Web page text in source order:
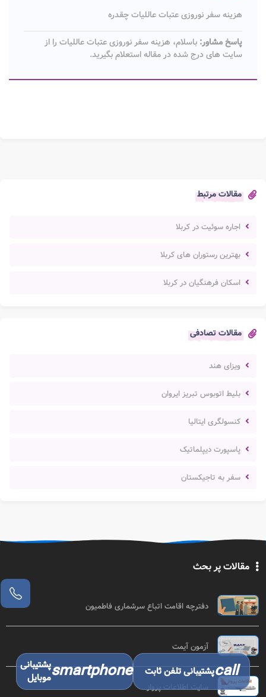
مقالات مرتبط
اجاره سوئیت در کربلا
بهترین رستوران های کربلا
اسکان فرهنگیان در کربلا
مقالات تصادفی
ویزای هند
بلیط اتوبوس تبریز ایروان
کنسولگری ایتالیا
پاسپورت دیپلماتیک
سفر به تاجیکستان
هزینه سفر نوروزی عتبات عاللیات چقدره
پاسخ مشاور: باسلام، هزینه سفر نوروزی عتبات عاللیات را از
سایت های درج شده در مقاله استعلام بگیرید.
مقالات پر بحث
دفترچه اقامت اتباع سرشماری فاطمیون
آزمون آیمت
سایت اطلاعات پرواز
callپشتیبانی تلفن ثابت smartphoneپشتیبانی
موبایل